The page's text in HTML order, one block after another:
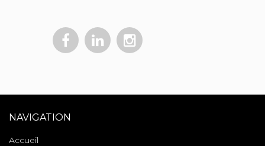
NAVIGATION
Accueil